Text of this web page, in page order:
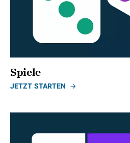
Spiele
JETZT STARTEN